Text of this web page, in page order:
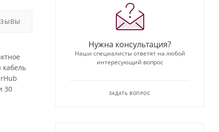
30
Нужна консультация?
Наши специалисты ответят на любой
интересующий вопрос
ЗАДАТЬ ВОПРОС